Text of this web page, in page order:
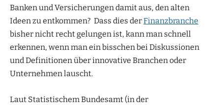
Banken und Versicherungen damit aus, den alten
Ideen zu entkommen? Dass dies derFinanzbranche
bisher nicht recht gelungen ist, kann man schnell
erkennen, wenn man ein bisschen bei Diskussionen
und Definitionen über innovative Branchen oder
Unternehmen lauscht.
Laut Statistischem Bundesamt (in der